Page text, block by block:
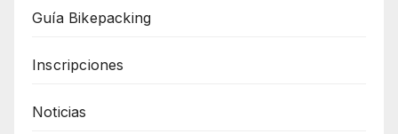
Guía Bikepacking
Inscripciones
Noticias